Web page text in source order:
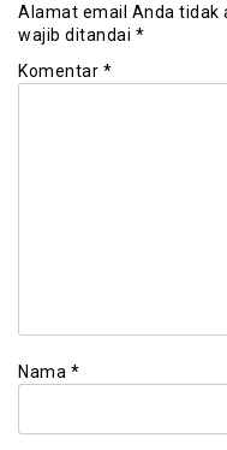
Alamat email Anda tidak
wajib ditandai *
Komentar *
Nama *